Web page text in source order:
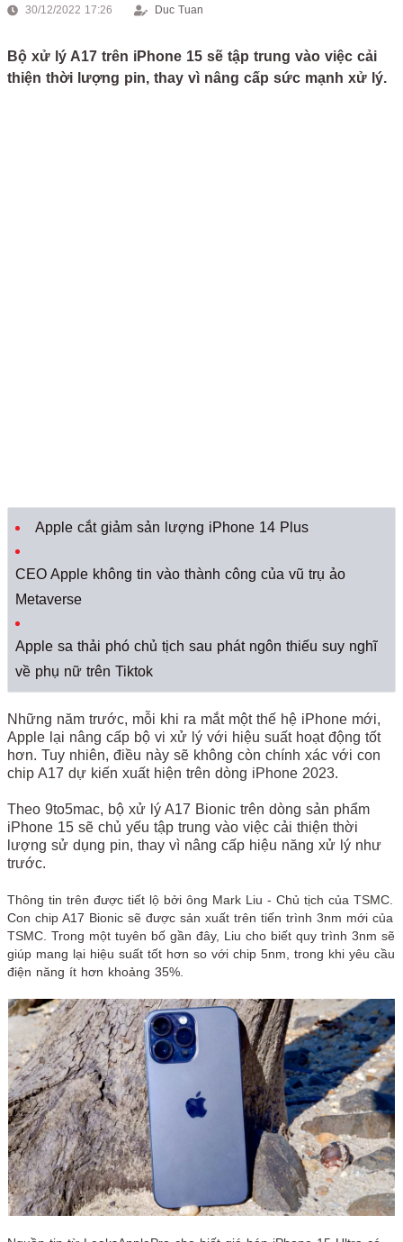
30/12/2022 17:26 Duc Tuan
Bộ xử lý A17 trên iPhone 15 sẽ tập trung vào việc cải
thiện thời lượng pin, thay vì nâng cấp sức mạnh xử lý.
Apple cắt giảm sản lượng iPhone 14 Plus
CEO Apple không tin vào thành công của vũ trụ ảo
Metaverse
Apple sa thải phó chủ tịch sau phát ngôn thiếu suy nghĩ
về phụ nữ trên Tiktok
Những năm trước, mỗi khi ra mắt một thế hệ iPhone mới,
Apple lại nâng cấp bộ vi xử lý với hiệu suất hoạt động tốt
hơn. Tuy nhiên, điều này sẽ không còn chính xác với con
chip A17 dự kiến xuất hiện trên dòng iPhone 2023.
Theo 9to5mac, bộ xử lý A17 Bionic trên dòng sản phẩm
iPhone 15 sẽ chủ yếu tập trung vào việc cải thiện thời
lượng sử dụng pin, thay vì nâng cấp hiệu năng xử lý như
trước.
Thông tin trên được tiết lộ bởi ông Mark Liu - Chủ tịch của TSMC.
Con chip A17 Bionic sẽ được sản xuất trên tiến trình 3nm mới của
TSMC. Trong một tuyên bố gần đây, Liu cho biết quy trình 3nm sẽ
giúp mang lại hiệu suất tốt hơn so với chip 5nm, trong khi yêu cầu
điện năng ít hơn khoảng 35%.